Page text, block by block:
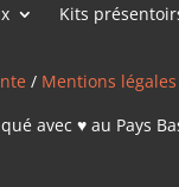
Kits
/ Mentions légales
avec ♥ au Pays